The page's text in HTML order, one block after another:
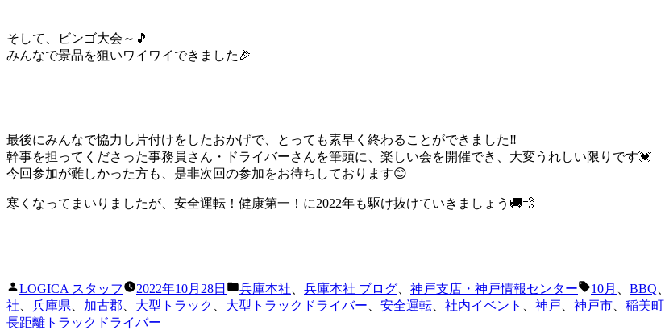
そして、ビンゴ大会～🎵
みんなで景品を狙いワイワイできました🎉
最後にみんなで協力し片付けをしたおかげで、とっても素早く終わることができました‼
幹事を担ってくださった事務員さん・ドライバーさんを筆頭に、楽しい会を開催でき、大変うれしい限りです💓
今回参加が難しかった方も、是非次回の参加をお待ちしております😊
寒くなってまいりましたが、安全運転！健康第一！に2022年も駆け抜けていきましょう🚚💨
投
者:
LOGICA スタッフ 2022年10月28日
カ
テ
兵庫本社 兵庫本社 ブログ 神戸支店・神戸情報センター
タ
グ:
10月 BBQ
社
兵庫県 加古郡 大型トラック 大型トラックドライバー 安全運転 社内イベント 神戸 神戸市 稲美町
長距離トラックドライバー